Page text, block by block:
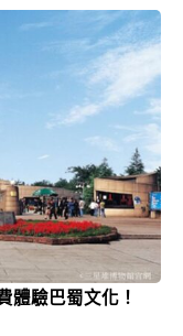
體驗巴蜀文化！